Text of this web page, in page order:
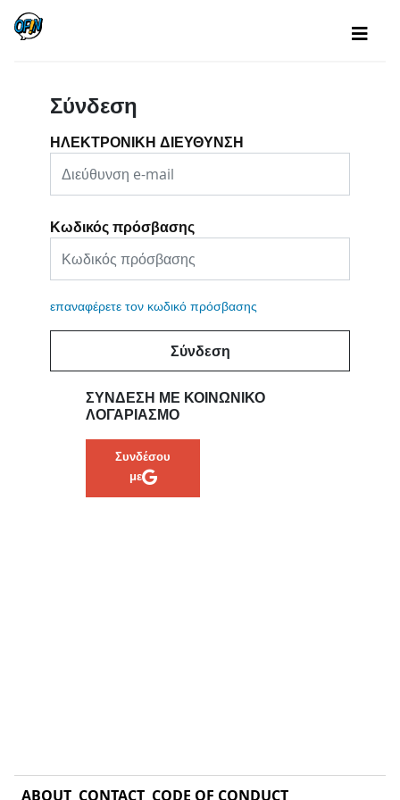
Σύνδεση
ΗΛΕΚΤΡΟΝΙΚΗ ΔΙΕΥΘΥΝΣΗ
Κωδικός πρόσβασης
επαναφέρετε τον κωδικό πρόσβασης
Σύνδεση
ΣΎΝΔΕΣΗ ΜΕ ΚΟΙΝΩΝΙΚΌ
ΛΟΓΑΡΙΑΣΜΌ
Συνδέσου
με
ABOUT CONTACT CODE OF CONDUCT